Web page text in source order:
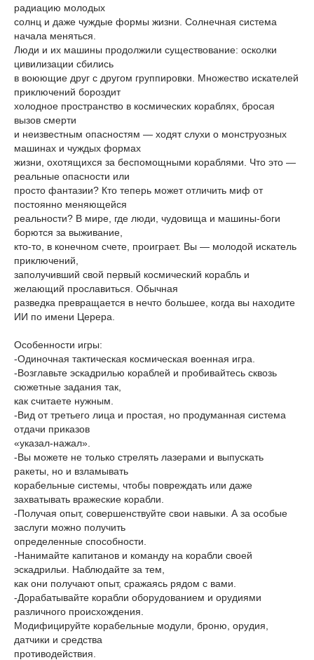
радиацию молодых
солнц и даже чуждые формы жизни. Солнечная система
начала меняться.
Люди и их машины продолжили существование: осколки
цивилизации сбились
в воюющие друг с другом группировки. Множество искателей
приключений бороздит
холодное пространство в космических кораблях, бросая
вызов смерти
и неизвестным опасностям — ходят слухи о монструозных
машинах и чуждых формах
жизни, охотящихся за беспомощными кораблями. Что это —
реальные опасности или
просто фантазии? Кто теперь может отличить миф от
постоянно меняющейся
реальности? В мире, где люди, чудовища и машины-боги
борются за выживание,
кто-то, в конечном счете, проиграет. Вы — молодой искатель
приключений,
заполучивший свой первый космический корабль и
желающий прославиться. Обычная
разведка превращается в нечто большее, когда вы находите
ИИ по имени Церера.
Особенности игры:
-Одиночная тактическая космическая военная игра.
-Возглавьте эскадрилью кораблей и пробивайтесь сквозь
сюжетные задания так,
как считаете нужным.
-Вид от третьего лица и простая, но продуманная система
отдачи приказов
«указал-нажал».
-Вы можете не только стрелять лазерами и выпускать
ракеты, но и взламывать
корабельные системы, чтобы повреждать или даже
захватывать вражеские корабли.
-Получая опыт, совершенствуйте свои навыки. А за особые
заслуги можно получить
определенные способности.
-Нанимайте капитанов и команду на корабли своей
эскадрильи. Наблюдайте за тем,
как они получают опыт, сражаясь рядом с вами.
-Дорабатывайте корабли оборудованием и орудиями
различного происхождения.
Модифицируйте корабельные модули, броню, орудия,
датчики и средства
противодействия.